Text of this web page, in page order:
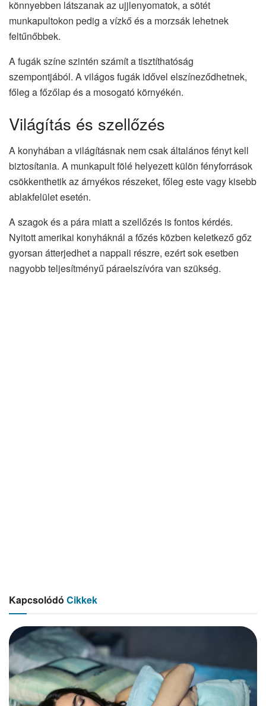
könnyebben látszanak az ujjlenyomatok, a sötét
munkapultokon pedig a vízkő és a morzsák lehetnek
feltűnőbbek.
A fugák színe szintén számít a tisztíthatóság
szempontjából. A világos fugák idővel elszíneződhetnek,
főleg a főzőlap és a mosogató környékén.
Világítás és szellőzés
A konyhában a világításnak nem csak általános fényt kell
biztosítania. A munkapult fölé helyezett külön fényforrások
csökkenthetik az árnyékos részeket, főleg este vagy kisebb
ablakfelület esetén.
A szagok és a pára miatt a szellőzés is fontos kérdés.
Nyitott amerikai konyháknál a főzés közben keletkező gőz
gyorsan átterjedhet a nappali részre, ezért sok esetben
nagyobb teljesítményű páraelszívóra van szükség.
Kapcsolódó Cikkek